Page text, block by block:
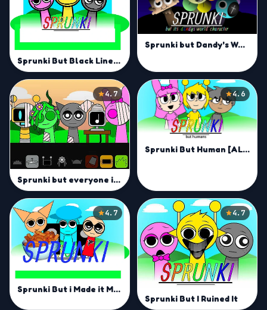
Sprunki But Black Lines Mod
Sprunki but Dandy's World Characters Mod
4.7
Sprunki but everyone is alive
4.6
Sprunki But Human [ALL CHARACTERS]
4.7
Sprunki But i Made it Mod
4.7
Sprunki But I Ruined It